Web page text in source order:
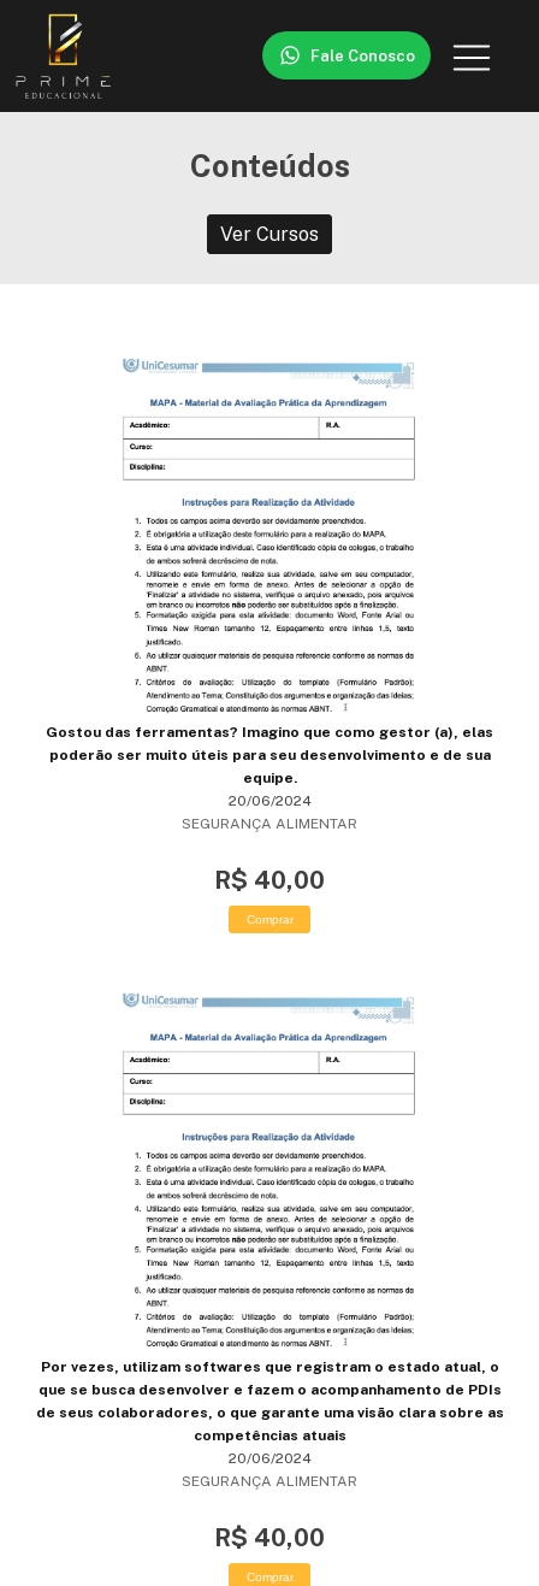
Fale Conosco
Conteúdos
Ver Cursos
Gostou das ferramentas? Imagino que como gestor (a), elas
poderão ser muito úteis para seu desenvolvimento e de sua
equipe.
20/06/2024
SEGURANÇA ALIMENTAR
R$ 40,00
Comprar
Por vezes, utilizam softwares que registram o estado atual, o
que se busca desenvolver e fazem o acompanhamento de PDIs
de seus colaboradores, o que garante uma visão clara sobre as
competências atuais
20/06/2024
SEGURANÇA ALIMENTAR
R$ 40,00
Comprar